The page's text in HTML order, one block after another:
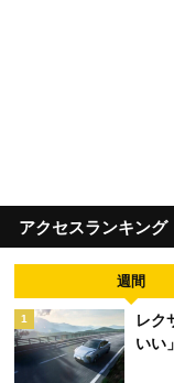
アクセスランキング
週間
1
レク
いい